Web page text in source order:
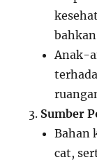
Anak-
Sumber
Bahan
cat,